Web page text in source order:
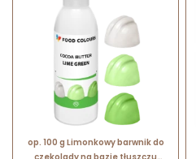
op. 100 g Limonkowy barwnik do